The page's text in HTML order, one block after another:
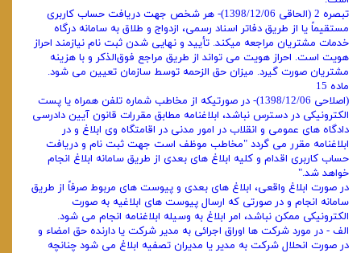
تبصره 2 (الحاقی 1398/12/06)- هر شخص جهت دریافت حساب کاربری
مستقیماً یا از طریق دفاتر اسناد رسمی، ازدواج و طلاق به سامانه درگاه
خدمات مشتریان مراجعه میکند. تأیید و نهایی شدن ثبت نام نیازمند احراز
هویت است. احراز هویت می ‌تواند از طریق مراجع فوق‌الذکر و با هزینه
مشتریان صورت گیرد. میزان حق ‌الزحمه توسط سازمان تعیین می ‌شود.
ماده 15
(اصلاحی 1398/12/06)- در صورتیکه از مخاطب شماره تلفن همراه یا پست
الکترونیکی در دسترس نباشد، ابلاغنامه مطابق مقررات قانون آیین دادرسی
دادگاه ‌های عمومی و انقلاب در امور مدنی در اقامتگاه وی ابلاغ و در
ابلاغنامه مقرر می ‌گردد "مخاطب موظف است جهت ثبت نام و دریافت
حساب کاربری اقدام و کلیه ابلاغ‌ های بعدی از طریق سامانه ابلاغ انجام
خواهد شد."
در صورت ابلاغ واقعی، ابلاغ‌ های بعدی و پیوست‌ های مربوط صرفاً از طریق
سامانه انجام و در صورتی که ارسال پیوست ‌های ابلاغیه به صورت
الکترونیکی ممکن نباشد، امر ابلاغ به وسیله ابلاغنامه انجام می ‌شود.
الف - در مورد شرکت‌ ها اوراق اجرائی به مدیر شرکت یا دارنده حق امضاء و
در صورت انحلال شرکت به مدیر یا مدیران تصفیه ابلاغ می‌ شود چنانچه